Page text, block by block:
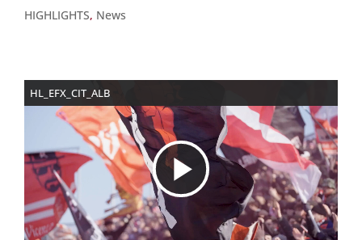
HIGHLIGHTS, News
HL_EFX_CIT_ALB
R
i